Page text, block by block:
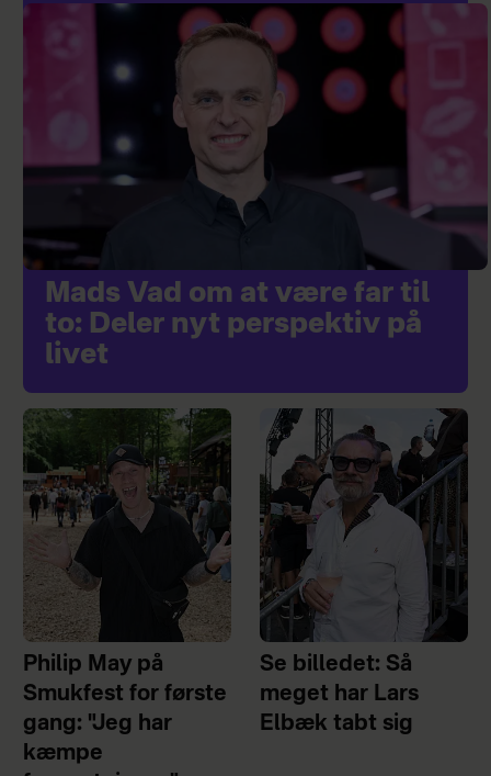
Mads Vad om at være far til
to: Deler nyt perspektiv på
livet
Philip May på
Smukfest for første
gang: "Jeg har
kæmpe
Se billedet: Så
meget har Lars
Elbæk tabt sig